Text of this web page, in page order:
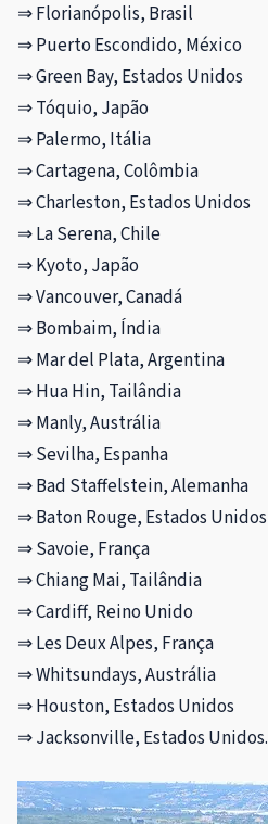
⇒ Florianópolis, Brasil
⇒ Puerto Escondido, México
⇒ Green Bay, Estados Unidos
⇒ Tóquio, Japão
⇒ Palermo, Itália
⇒ Cartagena, Colômbia
⇒ Charleston, Estados Unidos
⇒ La Serena, Chile
⇒ Kyoto, Japão
⇒ Vancouver, Canadá
⇒ Bombaim, Índia
⇒ Mar del Plata, Argentina
⇒ Hua Hin, Tailândia
⇒ Manly, Austrália
⇒ Sevilha, Espanha
⇒ Bad Staffelstein, Alemanha
⇒ Baton Rouge, Estados Unidos
⇒ Savoie, França
⇒ Chiang Mai, Tailândia
⇒ Cardiff, Reino Unido
⇒ Les Deux Alpes, França
⇒ Whitsundays, Austrália
⇒ Houston, Estados Unidos
⇒ Jacksonville, Estados Unidos.